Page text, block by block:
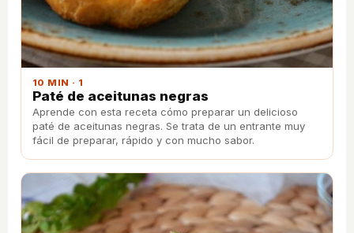
10 MIN · 1
Paté de aceitunas negras
Aprende con esta receta cómo preparar un delicioso
paté de aceitunas negras. Se trata de un entrante muy
fácil de preparar, rápido y con mucho sabor.